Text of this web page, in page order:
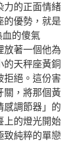
力的正面情緒
的優勢，就是
的傻氣
放著一個他為
的天秤座黃銅
拒絕。這份害
關，將那個黃
感調節器」的
上的燈光開始
致純粹的單戀